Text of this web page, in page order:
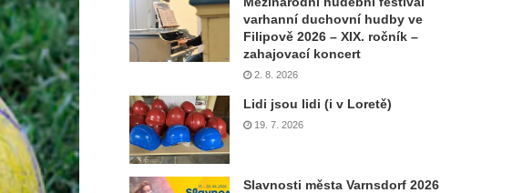
varhanní duchovní hudby ve
Filipově 2026 – XIX. ročník –
zahajovací koncert
2. 8. 2026
Lidi jsou lidi (i v Loretě)
19. 7. 2026
Slavnosti města Varnsdorf 2026